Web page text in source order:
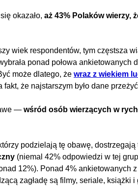
okazało, aż 43% Polaków wierzy,
wiek respondentów, tym częstsza
ponad połowa
może dlatego, że wraz z wiekiem
fakt, że najstarszym było dane
— wśród osób wierzących w
podzielają tę obawę,
(niemal 42% odpowiedzi w tej
12%). Ponad 4% ankietowanych
zagładę są filmy, seriale, książki